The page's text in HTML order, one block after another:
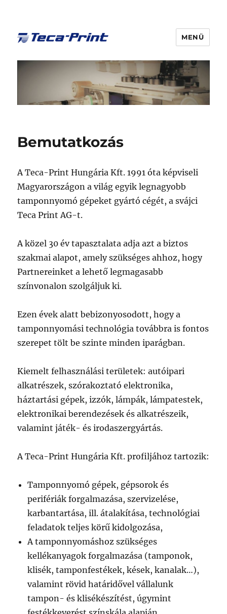
MENÜ
Bemutatkozás
A Teca-Print Hungária Kft. 1991 óta képviseli
Magyarországon a világ egyik legnagyobb
tamponnyomó gépeket gyártó cégét, a svájci
Teca Print AG-t.
A közel 30 év tapasztalata adja azt a biztos
szakmai alapot, amely szükséges ahhoz, hogy
Partnereinket a lehető legmagasabb
színvonalon szolgáljuk ki.
Ezen évek alatt bebizonyosodott, hogy a
tamponnyomási technológia továbbra is fontos
szerepet tölt be szinte minden iparágban.
Kiemelt felhasználási területek: autóipari
alkatrészek, szórakoztató elektronika,
háztartási gépek, izzók, lámpák, lámpatestek,
elektronikai berendezések és alkatrészeik,
valamint játék- és irodaszergyártás.
A Teca-Print Hungária Kft. profiljához tartozik:
Tamponnyomó gépek, gépsorok és
perifériák forgalmazása, szervizelése,
karbantartása, ill. átalakítása, technológiai
feladatok teljes körű kidolgozása,
A tamponnyomáshoz szükséges
kellékanyagok forgalmazása (tamponok,
klisék, tamponfestékek, kések, kanalak…),
valamint rövid határidővel vállalunk
tampon- és klisékészítést, úgymint